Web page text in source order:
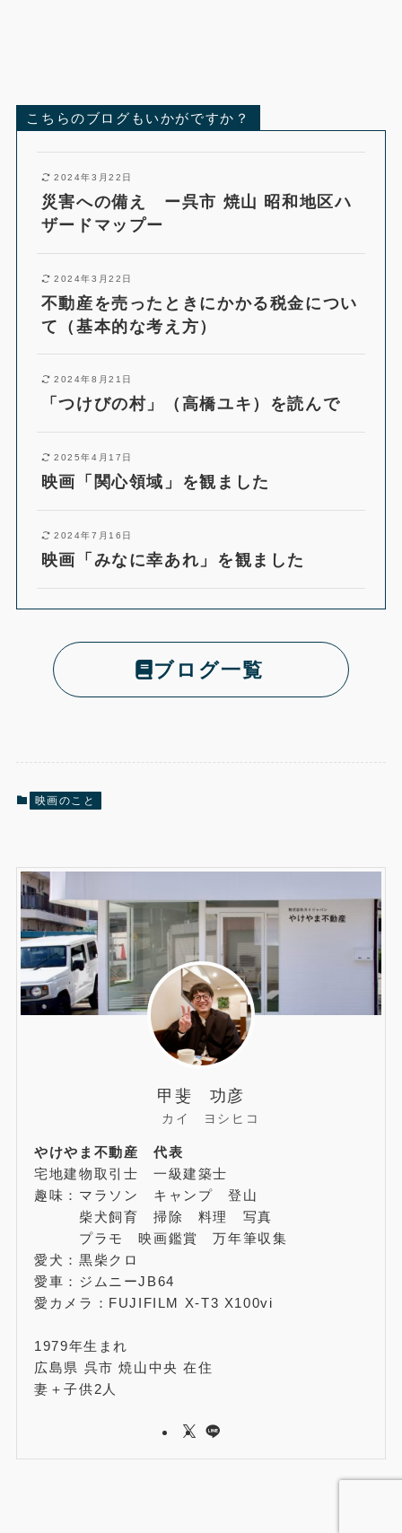
こちらのブログもいかがですか？
2024年3月22日
災害への備え ー呉市 焼山 昭和地区ハ
ザードマップー
2024年3月22日
不動産を売ったときにかかる税金につい
て（基本的な考え方）
2024年8月21日
「つけびの村」（高橋ユキ）を読んで
2025年4月17日
映画「関心領域」を観ました
2024年7月16日
映画「みなに幸あれ」を観ました
ブログ一覧
映画のこと
甲斐 功彦
カイ ヨシヒコ
やけやま不動産 代表
宅地建物取引士 一級建築士
趣味：マラソン キャンプ 登山
柴犬飼育 掃除 料理 写真
プラモ 映画鑑賞 万年筆収集
愛犬：黒柴クロ
愛車：ジムニーJB64
愛カメラ：FUJIFILM X-T3 X100vi
1979年生まれ
広島県 呉市 焼山中央 在住
妻＋子供2人